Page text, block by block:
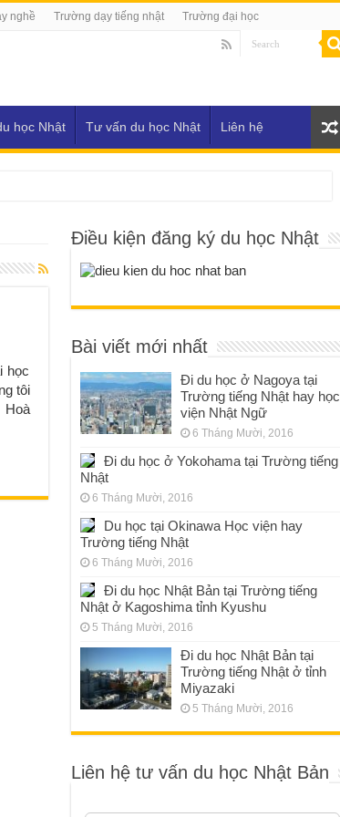
nghề Trường dạy tiếng nhật Trường đại học
học Nhật Tư vấn du học Nhật Liên hệ
học
tôi
Điều kiện đăng ký du học Nhật
Bài viết mới nhất
Đi du học ở Nagoya tại
Trường tiếng Nhật hay học
viện Nhật Ngữ
6 Tháng Mười, 2016
Đi du học ở Yokohama tại Trường tiếng
Nhật
6 Tháng Mười, 2016
Du học tại Okinawa Học viện hay
Trường tiếng Nhật
6 Tháng Mười, 2016
Đi du học Nhật Bản tại Trường tiếng
Nhật ở Kagoshima tỉnh Kyushu
5 Tháng Mười, 2016
Đi du học Nhật Bản tại
Trường tiếng Nhật ở tỉnh
Miyazaki
5 Tháng Mười, 2016
Liên hệ tư vấn du học Nhật Bản